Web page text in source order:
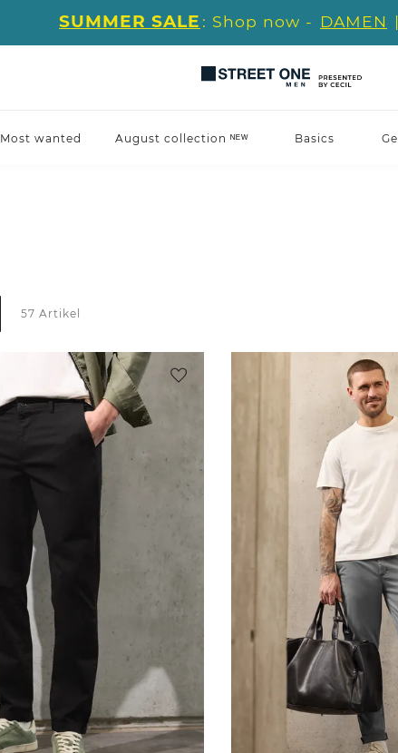
SUMMER SALE : Shop now - DAMEN |
Most wanted August collection ᴺᴱᵂ Basics
57 Artikel